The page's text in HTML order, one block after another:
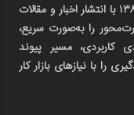
مجله آموزشی آکادمی علمی EAedu از سال ۱۳۸۱ با انتشار اخبار و مقالات
را به‌صورت سریع،
کاربردی، مسیر پیوند
را با نیازهای بازار کار